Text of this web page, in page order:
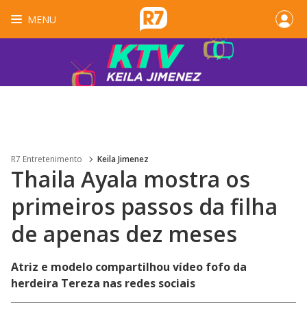
MENU
R7 Entretenimento Keila Jimenez
Thaila Ayala mostra os
primeiros passos da filha
de apenas dez meses
Atriz e modelo compartilhou vídeo fofo da
herdeira Tereza nas redes sociais